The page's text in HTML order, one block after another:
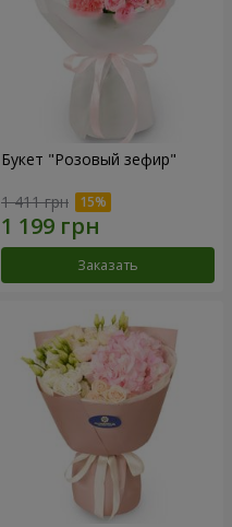
Букет "Розовый зефир"
1 411 грн
Заказать